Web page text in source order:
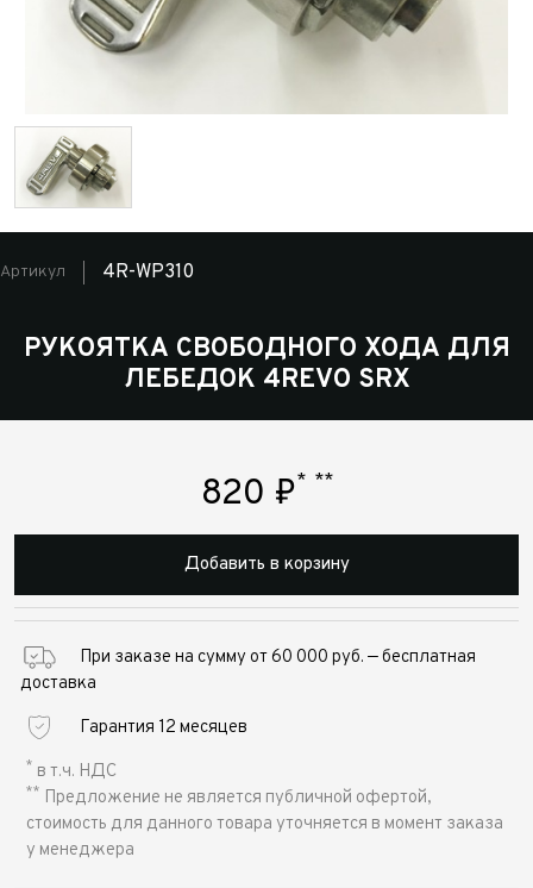
Артикул 4R-WP310
РУКОЯТКА СВОБОДНОГО ХОДА ДЛЯ
ЛЕБЕДОК 4REVO SRX
820 ₽* **
Добавить в корзину
При заказе на сумму от 60 000 руб. — бесплатная
доставка
Гарантия 12 месяцев
* в т.ч. НДС
** Предложение не является публичной офертой,
стоимость для данного товара уточняется в момент заказа
у менеджера